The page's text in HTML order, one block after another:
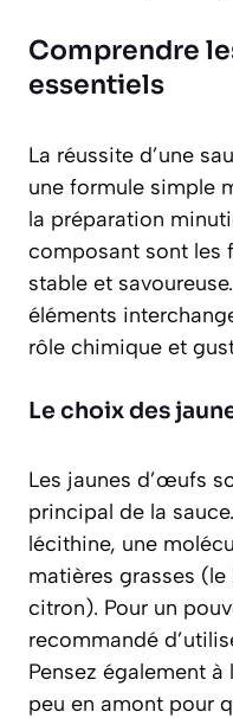
Comprendre
essentiels
La réussite d’une
une formule simple
la préparation
composant sont les
stable et
éléments
rôle chimique et
Le choix des
Les jaunes d’œufs
principal de la
lécithine, une
matières grasses (le
citron). Pour un
recommandé
Pensez également
peu en amont pour